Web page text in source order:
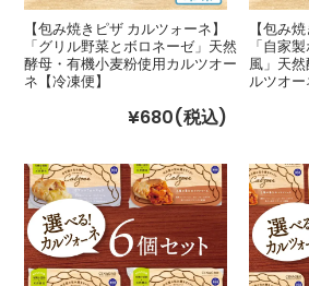
【包み焼きピザ カルツォーネ】
「グリル野菜とボロネーゼ」天然
酵母・有機小麦粉使用カルツオー
ネ【冷凍便】
¥680(税込)
【包み
「自家
風」天
ルツオー